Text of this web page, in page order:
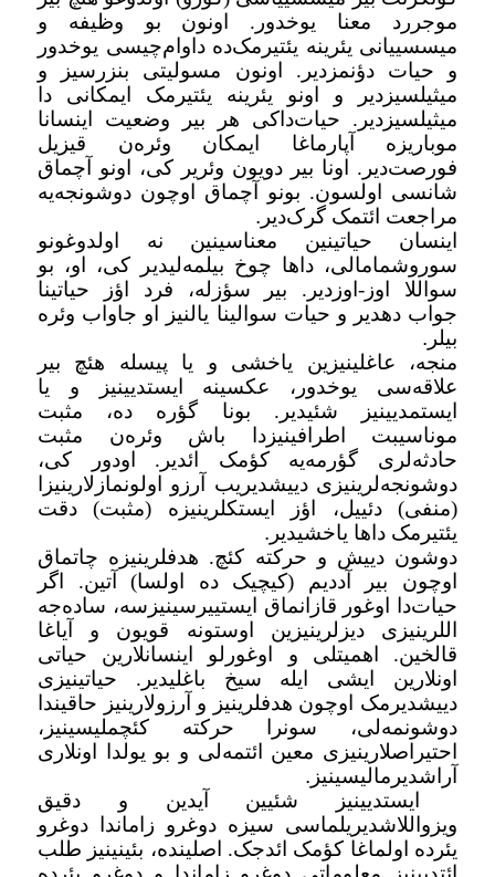
موجررد معنا یوخدور. اونون بو وظیفه و
میسسییانی یئرینه یئتیرمک‌ده داوام‌چیسی یوخدور
و حیات دؤنمزدیر. اونون مسولیتی بنزرسیز و
میثیلسیزدیر و اونو یئرینه یئتیرمک ایمکانی دا
میثیلسیزدیر. حیات‌داکی هر بیر وضعیت اینسانا
موباریزه آپارماغا ایمکان وئره‌ن قیزیل
فورصت‌دیر. اونا بیر دویون وئریر کی، اونو آچماق
شانسی اولسون. بونو آچماق اوچون دوشونجه‌یه
مراجعت ائتمک گرک‌دیر .
اینسان حیاتینین معناسینین نه اولدوغونو
سوروشمامالی، داها چوخ بیلمه‌لیدیر کی، او، بو
سواللا اوز-اوز‌دیر. بیر سؤزله، فرد اؤز حیاتینا
جواب دهدیر و حیات سوالینا یالنیز او جاواب وئره
بیلر .
منجه، عاغلینیزین یاخشی و یا پیسله هئچ بیر
علاقه‌سی یوخدور، عکسینه ایستدیینیز و یا
ایستمدیینیز شئیدیر. بونا گؤره ده، مثبت
موناسیبت اطرافینیزدا باش وئره‌ن مثبت
حادثه‌لری گؤرمه‌یه کؤمک ائدیر. اودور کی،
دوشونجه‌لرینیزی دییشدیریب آرزو اولونمازلارینیزا
(منفی) دئییل، اؤز ایستکلرینیزه (مثبت) دقت
یئتیرمک داها یاخشیدیر .
دوشون دییش و حرکته کئچ. هدفلرینیزه چاتماق
اوچون بیر آددیم (کیچیک ده اولسا) آتین. اگر
حیات‌دا اوغور قازانماق ایستییرسینیزسه، ساده‌جه
اللرینیزی دیزلرینیزین اوستونه قویون و آیاغا
قالخین. اهمیتلی و اوغورلو اینسانلارین حیاتی
اونلارین ایشی ایله سیخ باغلیدیر. حیاتینیزی
دییشدیرمک اوچون هدفلرینیز و آرزولارینیز حاقیندا
دوشونمه‌لی، سونرا حرکته کئچملیسینیز،
احتیراصلارینیزی معین ائتمه‌لی و بو یولدا اونلاری
آراشدیرمالیسینیز .
ایستدیینیز شئیین آیدین و دقیق
ویزواللاشدیریلماسی سیزه دوغرو زاماندا دوغرو
یئرده اولماغا کؤمک ائد‌جک. اصلینده، بئینینیز طلب